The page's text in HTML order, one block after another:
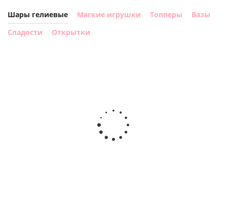
Шары гелиевые Мягкие игрушки Топперы
Вазы
Сладости
Открытки
Шар с
днем
рождения,
с